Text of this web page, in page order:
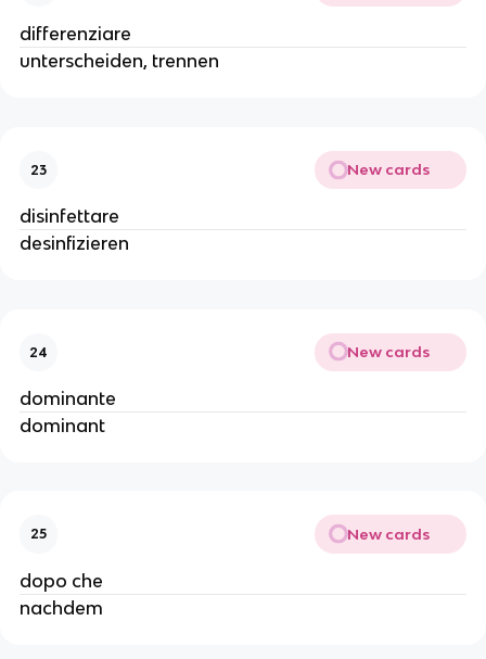
differenziare
unterscheiden, trennen
23 New cards
disinfettare
desinfizieren
24 New cards
dominante
dominant
25 New cards
dopo che
nachdem